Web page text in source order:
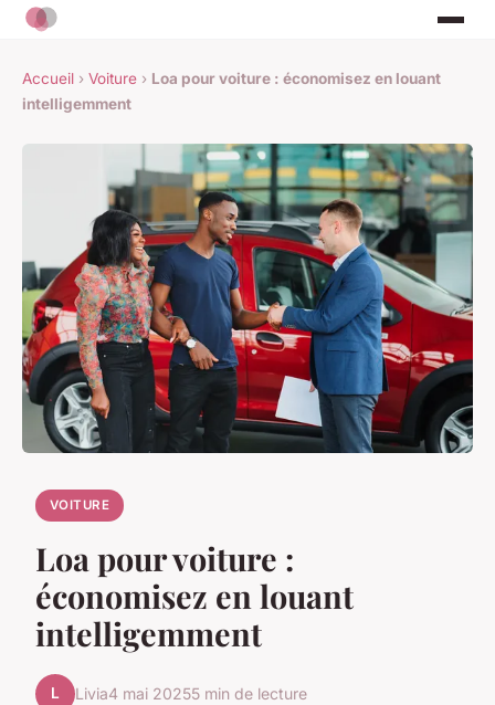
Accueil › Voiture › Loa pour voiture : économisez en louant
intelligemment
VOITURE
Loa pour voiture :
économisez en louant
intelligemment
L Livia4 mai 20255 min de lecture